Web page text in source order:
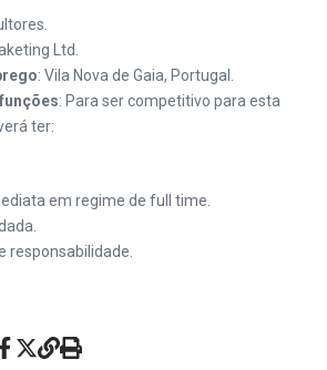
Ltd.
: Vila Nova de Gaia, Portugal.
: Para ser competitivo para esta
ter:
em regime de full time.
responsabilidade.